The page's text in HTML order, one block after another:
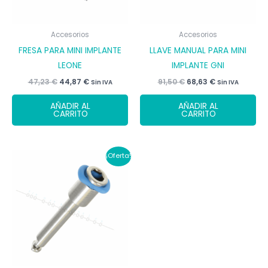
Accesorios
FRESA PARA MINI IMPLANTE
LEONE
47,23€ El
original
era:
47,23 €.
44,87 €El
es:
Sin IVA
AÑADIR AL
CARRITO
Accesorios
LLAVE MANUAL PARA MINI
IMPLANTE GNI
91,50€ El
original
era:
91,50 €.
68,63 €El
es:
68,63 €.
Sin IVA
AÑADIR AL
CARRITO
¡Oferta!